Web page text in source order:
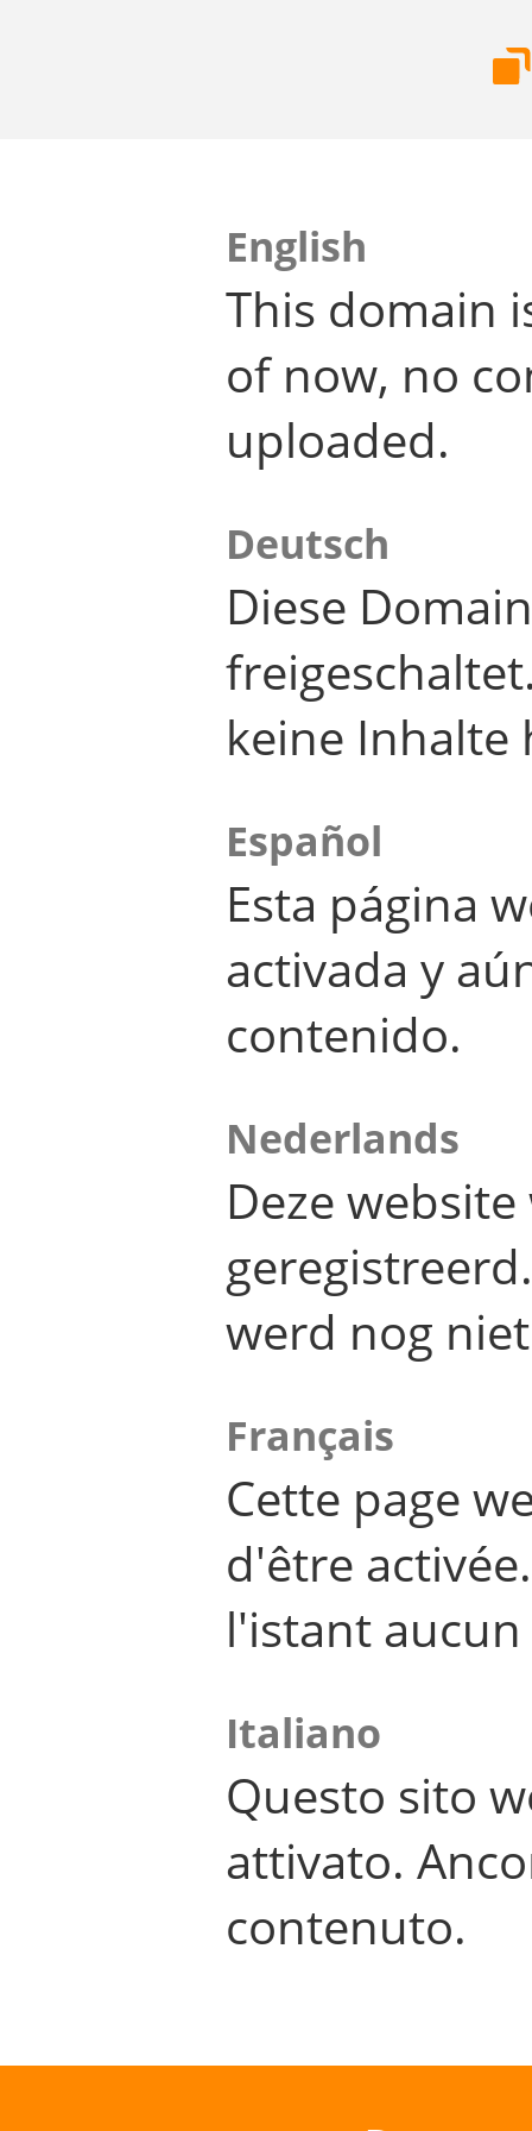
English
This domain
of now, no
uploaded.
Deutsch
Diese
keine Inhalte
Español
Esta página
activada y
contenido.
Nederlands
Deze
werd nog
Français
Cette page
d'être
l'istant
Italiano
Questo sito
attivato.
contenuto.